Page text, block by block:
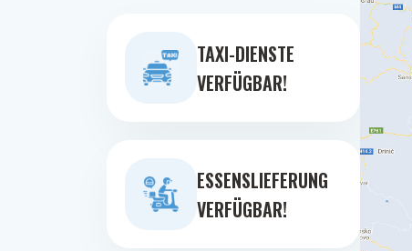
TAXI-DIENSTE
VERFÜGBAR!
ESSENSLIEFERUNG
VERFÜGBAR!